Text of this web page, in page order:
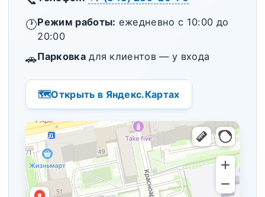
🕐Режим работы: ежедневно с 10:00 до
20:00
🚗Парковкадля клиентов — у входа
🗺️Открыть в Яндекс.Картах